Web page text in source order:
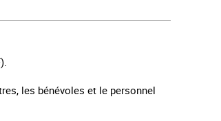
les bénévoles et le personnel